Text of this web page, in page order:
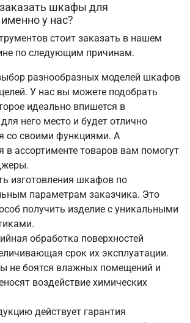
шкафы для
у нас?
стоит заказать в нашем
по следующим причинам.
разнообразных моделей шкафов
У нас вы можете подобрать
идеально впишется в
него место и будет отлично
со своими функциями. А
в ассортименте товаров вам помогут
изготовления шкафов по
параметрам заказчика. Это
получить изделие с уникальными
обработка поверхностей
срок их эксплуатации.
не боятся влажных помещений и
воздействие химических
действует гарантия